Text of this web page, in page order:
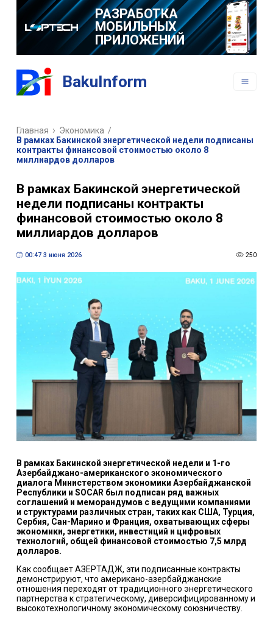
РАЗРАБОТКА
МОБИЛЬНЫХ
ПРИЛОЖЕНИЙ
BakuInform
Главная Экономика /
В рамках Бакинской энергетической недели подписаны
контракты финансовой стоимостью около 8
миллиардов долларов
В рамках Бакинской энергетической
недели подписаны контракты
финансовой стоимостью около 8
миллиардов долларов
00:47 3 июня 2026 250
В рамках Бакинской энергетической недели и 1-го
Азербайджано-американского экономического
диалога Министерством экономики Азербайджанской
Республики и SOCAR был подписан ряд важных
соглашений и меморандумов с ведущими компаниями
и структурами различных стран, таких как США, Турция,
Сербия, Сан-Марино и Франция, охватывающих сферы
экономики, энергетики, инвестиций и цифровых
технологий, общей финансовой стоимостью 7,5 млрд
долларов.
Как сообщает АЗЕРТАДЖ, эти подписанные контракты
демонстрируют, что американо-азербайджанские
отношения переходят от традиционного энергетического
партнерства к стратегическому, диверсифицированному и
высокотехнологичному экономическому союзничеству.